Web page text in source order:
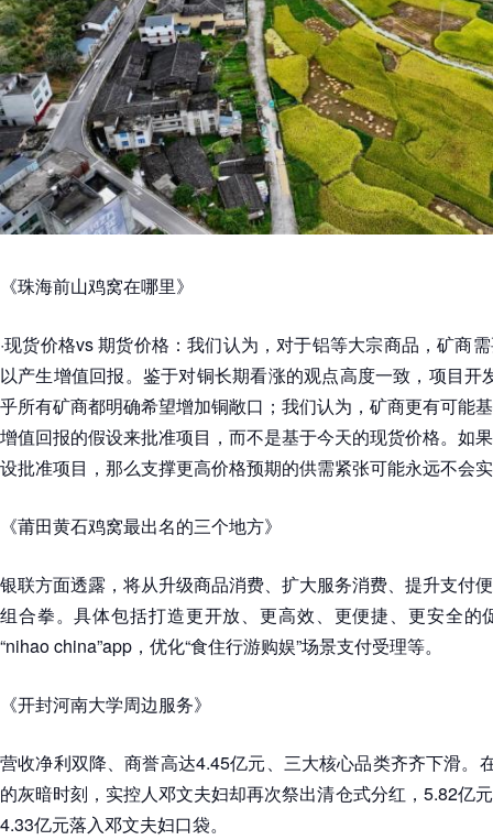
《珠海前山鸡窝在哪里》
·现货价格vs 期货价格：我们认为，对于铝等大宗商品，矿商
以产生增值回报。鉴于对铜长期看涨的观点高度一致，项目开
乎所有矿商都明确希望增加铜敞口；我们认为，矿商更有可能
增值回报的假设来批准项目，而不是基于今天的现货价格。如
设批准项目，那么支撑更高价格预期的供需紧张可能永远不会
《莆田黄石鸡窝最出名的三个地方》
银联方面透露，将从升级商品消费、扩大服务消费、提升支付
组合拳。具体包括打造更开放、更高效、更便捷、更安全的
“nihao china”app，优化“食住行游购娱”场景支付受理等。
《开封河南大学周边服务》
营收净利双降、商誉高达4.45亿元、三大核心品类齐齐下滑。
的灰暗时刻，实控人邓文夫妇却再次祭出清仓式分红，5.82亿
4.33亿元落入邓文夫妇口袋。